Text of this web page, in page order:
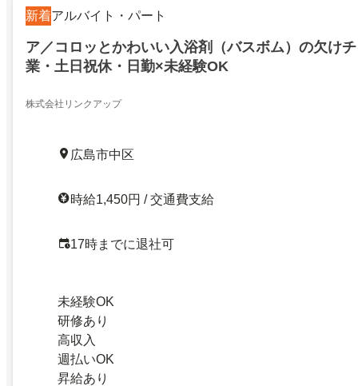
新着アルバイト・パート
ア／コロッとかわいい入浴剤（バスボム）の欠け
業・土日祝休・日勤×未経験OK
株式会社リンクアップ
広島市中区
時給1,450円 / 交通費支給
17時までに退社可
未経験OK
研修あり
高収入
週払いOK
昇給あり